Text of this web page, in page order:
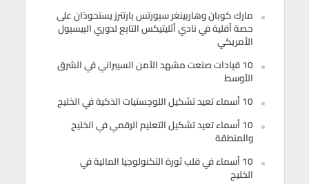
مارك كوبان وهاربينغر سبورتس بارتنرز يستحوذان على
حصة أقلية في نادي أثليتيكس التابع لدوري البيسبول
الأمريكي
10 قيادات صنعت مشهد الأمن السيبراني في الشرق
الأوسط
10 أسماء تعيد تشكيل اللوجستيات الذكية في الخليج
10 أسماء تعيد تشكيل التعليم الرقمي في الخليج
والمنطقة
10 أسماء في قلب ثورة التكنولوجيا المالية في
الخليج